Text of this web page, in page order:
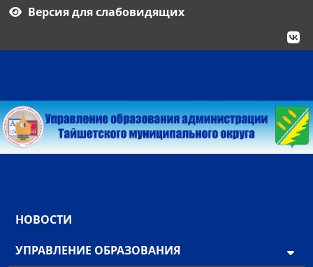
Версия для слабовидящих
НОВОСТИ
УПРАВЛЕНИЕ ОБРАЗОВАНИЯ